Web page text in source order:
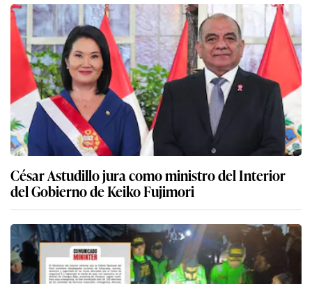
César Astudillo jura como ministro del Interior
del Gobierno de Keiko Fujimori